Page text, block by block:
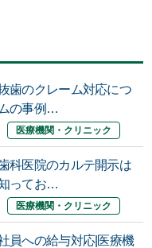
歯のクレーム対応につ
の事例…
医療機関・クリニック
科医院のカルテ開示は
ってお…
医療機関・クリニック
員への給与対応|医療機